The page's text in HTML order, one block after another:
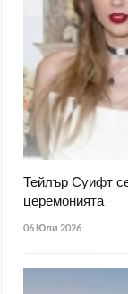
Тейлър Суифт
церемонията
06 Юли 2026